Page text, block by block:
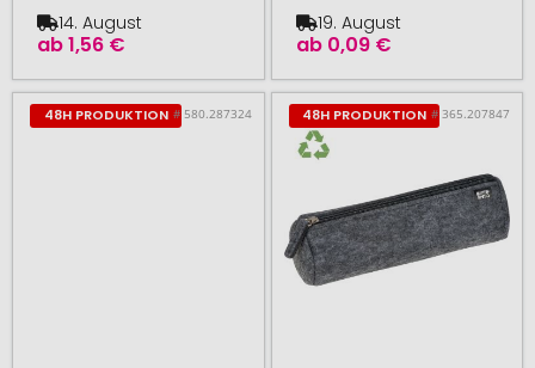
ab1,56 €
14. August
ab 0,09 €
19. August
48H PRODUKTION # 580.287324 48H PRODUKTION # 365.207847